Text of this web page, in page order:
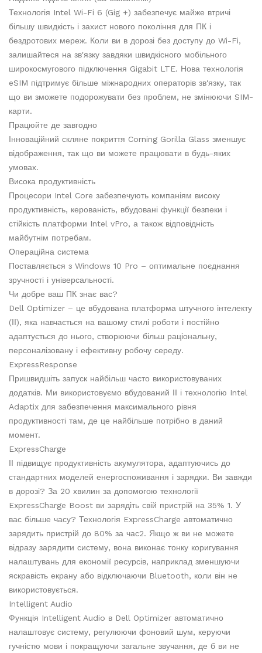
Технологія Intel Wi-Fi 6 (Gig +) забезпечує майже втричі
більшу швидкість і захист нового покоління для ПК і
бездротових мереж. Коли ви в дорозі без доступу до Wi-Fi,
залишайтеся на зв'язку завдяки швидкісного мобільного
широкосмугового підключення Gigabit LTE. Нова технологія
eSIM підтримує більше міжнародних операторів зв'язку, так
що ви зможете подорожувати без проблем, не змінюючи SIM-
карти.
Працюйте де завгодно
Інноваційний скляне покриття Corning Gorilla Glass зменшує
відображення, так що ви можете працювати в будь-яких
умовах.
Висока продуктивність
Процесори Intel Core забезпечують компаніям високу
продуктивність, керованість, вбудовані функції безпеки і
стійкість платформи Intel vPro, а також відповідність
майбутнім потребам.
Операційна система
Поставляється з Windows 10 Pro – оптимальне поєднання
зручності і універсальності.
Чи добре ваш ПК знає вас?
Dell Optimizer – це вбудована платформа штучного інтелекту
(ІІ), яка навчається на вашому стилі роботи і постійно
адаптується до нього, створюючи більш раціональну,
персоналізовану і ефективну робочу середу.
ExpressResponse
Пришвидшіть запуск найбільш часто використовуваних
додатків. Ми використовуємо вбудований ІІ і технологію Intel
Adaptix для забезпечення максимального рівня
продуктивності там, де це найбільше потрібно в даний
момент.
ExpressCharge
ІІ підвищує продуктивність акумулятора, адаптуючись до
стандартних моделей енергоспоживання і зарядки. Ви завжди
в дорозі? За 20 хвилин за допомогою технології
ExpressCharge Boost ви зарядіть свій пристрій на 35% 1. У
вас більше часу? Технологія ExpressCharge автоматично
зарядить пристрій до 80% за час2. Якщо ж ви не можете
відразу зарядити систему, вона виконає тонку коригування
налаштувань для економії ресурсів, наприклад зменшуючи
яскравість екрану або відключаючи Bluetooth, коли він не
використовується.
Intelligent Audio
Функція Intelligent Audio в Dell Optimizer автоматично
налаштовує систему, регулюючи фоновий шум, керуючи
гучністю мови і покращуючи загальне звучання, де б ви не